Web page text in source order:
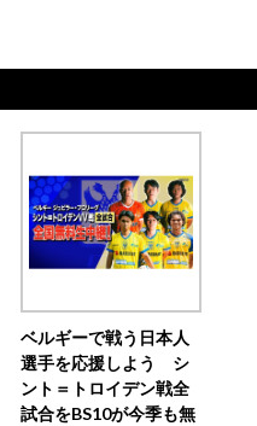
ベルギーで戦う日本人
選手を応援しよう シ
ント＝トロイデン戦全
試合をBS10が今季も無